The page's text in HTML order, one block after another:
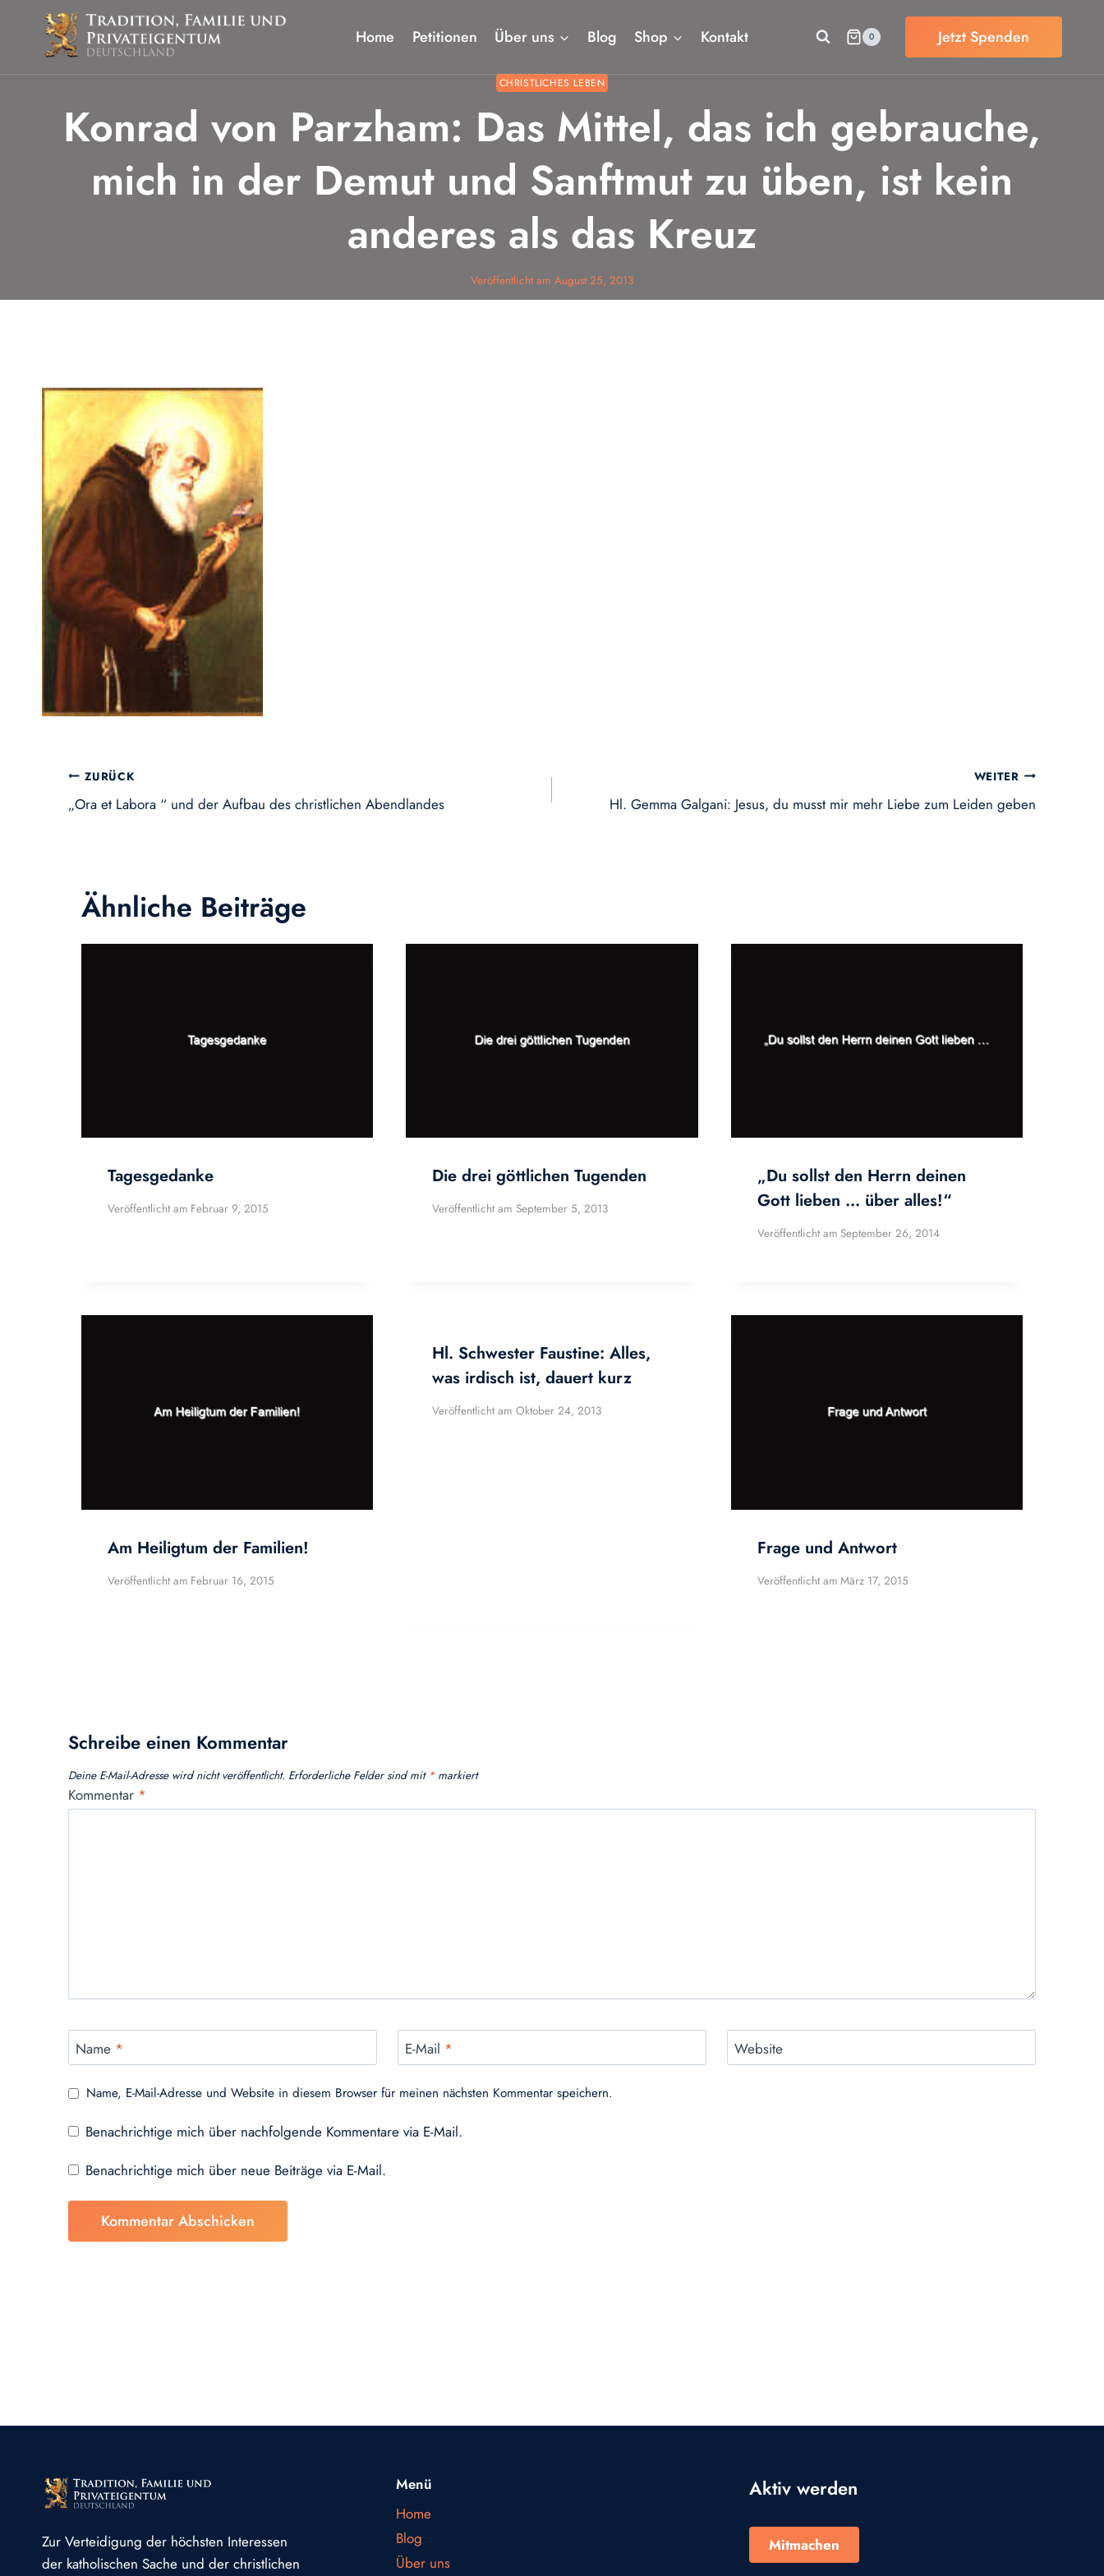
springen
Home Petitionen Über uns Blog Shop Kontakt 0 Jetzt Spenden
CHRISTLICHES LEBEN
Konrad von Parzham: Das Mittel, das ich gebrauche,
mich in der Demut und Sanftmut zu üben, ist kein
anderes als das Kreuz
Veröffentlicht am August 25, 2013
Beitragsnavigation
ZURÜCK
„Ora et Labora “ und der Aufbau des christlichen Abendlandes
WEITER
Hl. Gemma Galgani: Jesus, du musst mir mehr Liebe zum Leiden geben
Ähnliche Beiträge
Tagesgedanke
Veröffentlicht am Februar 9, 2015
Die drei göttlichen Tugenden
Veröffentlicht am September 5, 2013
„Du sollst den Herrn deinen
Gott lieben … über alles!“
Veröffentlicht am September 26, 2014
Am Heiligtum der Familien!
Veröffentlicht am Februar 16, 2015
Hl. Schwester Faustine: Alles,
was irdisch ist, dauert kurz
Veröffentlicht am Oktober 24, 2013
Frage und Antwort
Veröffentlicht am März 17, 2015
Schreibe einen Kommentar
Deine E-Mail-Adresse wird nicht veröffentlicht. Erforderliche Felder sind mit *markiert
Kommentar *
Name * E-Mail * Website
Name, E-Mail-Adresse und Website in diesem Browser für meinen nächsten Kommentar speichern.
Benachrichtige mich über nachfolgende Kommentare via E-Mail.
Benachrichtige mich über neue Beiträge via E-Mail.
Zur Verteidigung der höchsten Interessen
der katholischen Sache und der christlichen
Menü
Home
Blog
Über uns
Aktiv werden
Mitmachen